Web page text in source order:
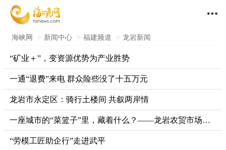

海峡网 > 新闻中心 > 福建频道 > 龙岩新闻
“矿业＋”，变资源优势为产业胜势
一通“退费”来电 群众险些没了十五万元
龙岩市永定区：骑行土楼间 共叙两岸情
一座城市的“菜篮子”里，藏着什么？——龙岩农贸市场从交易场所向生活空间转型观察
“劳模工匠助企行”走进武平